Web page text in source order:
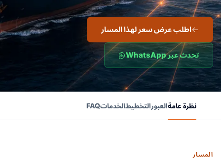
اطلب عرض سعر لهذا المسار
تحدث عبر WhatsApp
نظرة عامةالعبورالتخطيطالخدماتFAQ
المسار